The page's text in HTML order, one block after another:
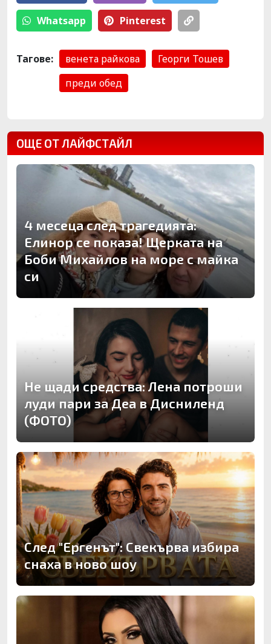
Whatsapp Pinterest
Тагове: венета райкова
Георги Тошев
преди обед
ОЩЕ ОТ ЛАЙФСТАЙЛ
4 месеца след трагедията:
Елинор се показа! Щерката на
Боби Михайлов на море с майка
си
Не щади средства: Лена потроши
луди пари за Деа в Дисниленд
(ФОТО)
След "Ергенът": Свекърва избира
снаха в ново шоу